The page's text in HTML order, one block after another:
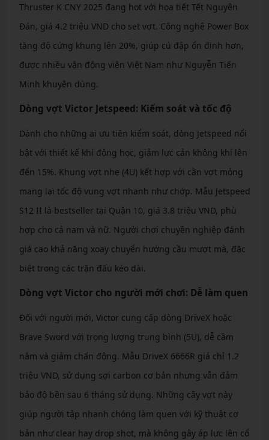
Thruster K CNY 2025 đang hot với họa tiết Tết Nguyên
Đán, giá 4.2 triệu VND cho set vợt. Công nghệ Power Box
tăng độ cứng khung lên 20%, giúp cú đập ổn định hơn,
được nhiều vận động viên Việt Nam như Nguyễn Tiến
Minh khuyên dùng.
Dòng vợt Victor Jetspeed: Kiểm soát và tốc độ
Dành cho những ai ưu tiên kiểm soát, dòng Jetspeed nổi
bật với thiết kế khí động học, giảm lực cản không khí lên
đến 15%. Khung vợt nhẹ (4U) kết hợp với cần vợt mỏng
mang lại tốc độ vung vợt nhanh như chớp. Mẫu Jetspeed
S12 II là bestseller tại Quận 10, giá 3.8 triệu VND, phù
hợp cho cả nam và nữ. Người chơi chuyên nghiệp đánh
giá cao khả năng xoay chuyển hướng cầu mượt mà, đặc
biệt trong các trận đấu kéo dài.
Dòng vợt Victor cho người mới chơi: Dễ làm quen
Đối với người mới, Victor cung cấp dòng DriveX hoặc
Brave Sword với trọng lượng trung bình (5U), dễ cầm
nắm và giảm chấn động. Mẫu DriveX 6666R giá chỉ 1.2
triệu VND, sử dụng sợi carbon cơ bản nhưng vẫn đảm
bảo độ bền sau 6 tháng sử dụng. Những cây vợt này
giúp người tập nhanh chóng làm quen với kỹ thuật cơ
bản như clear hay drop shot, mà không gây áp lực lên cổ